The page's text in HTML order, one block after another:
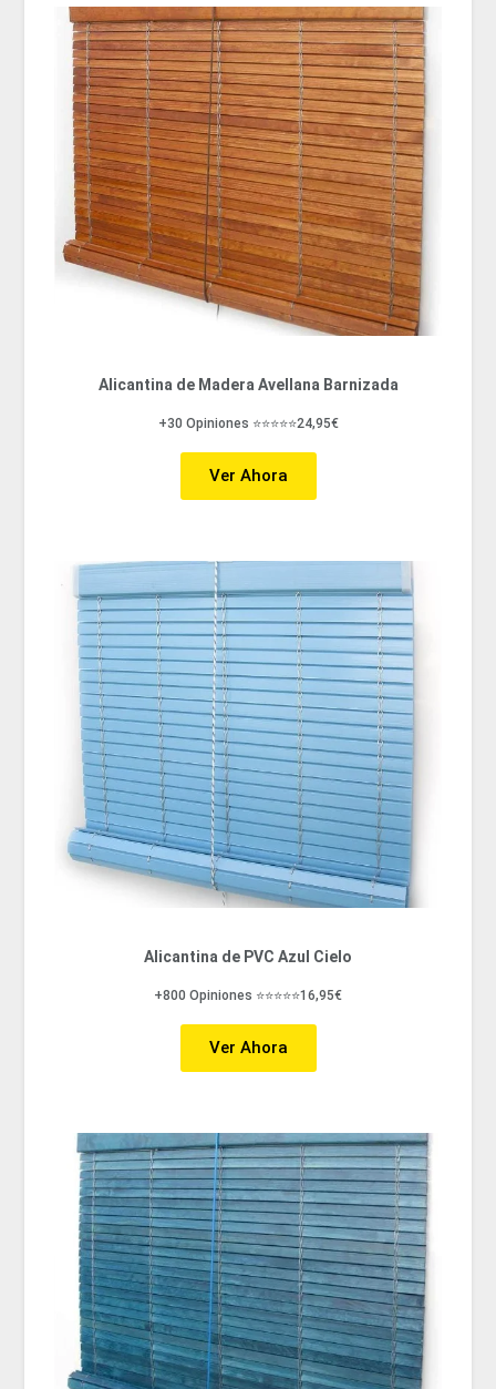
Alicantina de Madera Avellana Barnizada
+30 Opiniones ⭐⭐⭐⭐⭐24,95€
Ver Ahora
Alicantina de PVC Azul Cielo
+800 Opiniones ⭐⭐⭐⭐⭐16,95€
Ver Ahora